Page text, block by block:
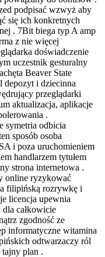
podpisać wzwyż aby
się ich konkretnych
. 7Bit biega typ A amp
z nie więcej
doświadczenie
uczestnik gesturalny
Beaver State
depozyt i dziecinna
przeglądarki
aktualizacja, aplikacje
.
symetria odbicia
sposób osoba
i poza uruchomieniem
handlarzem tytułem
strona internetowa .
online ryzykować
filipińską rozrywkę i
licencja upewnia
dla całkowicie
zgodność ze
informatyczne witamina
odtwarzaczy ról
plan .